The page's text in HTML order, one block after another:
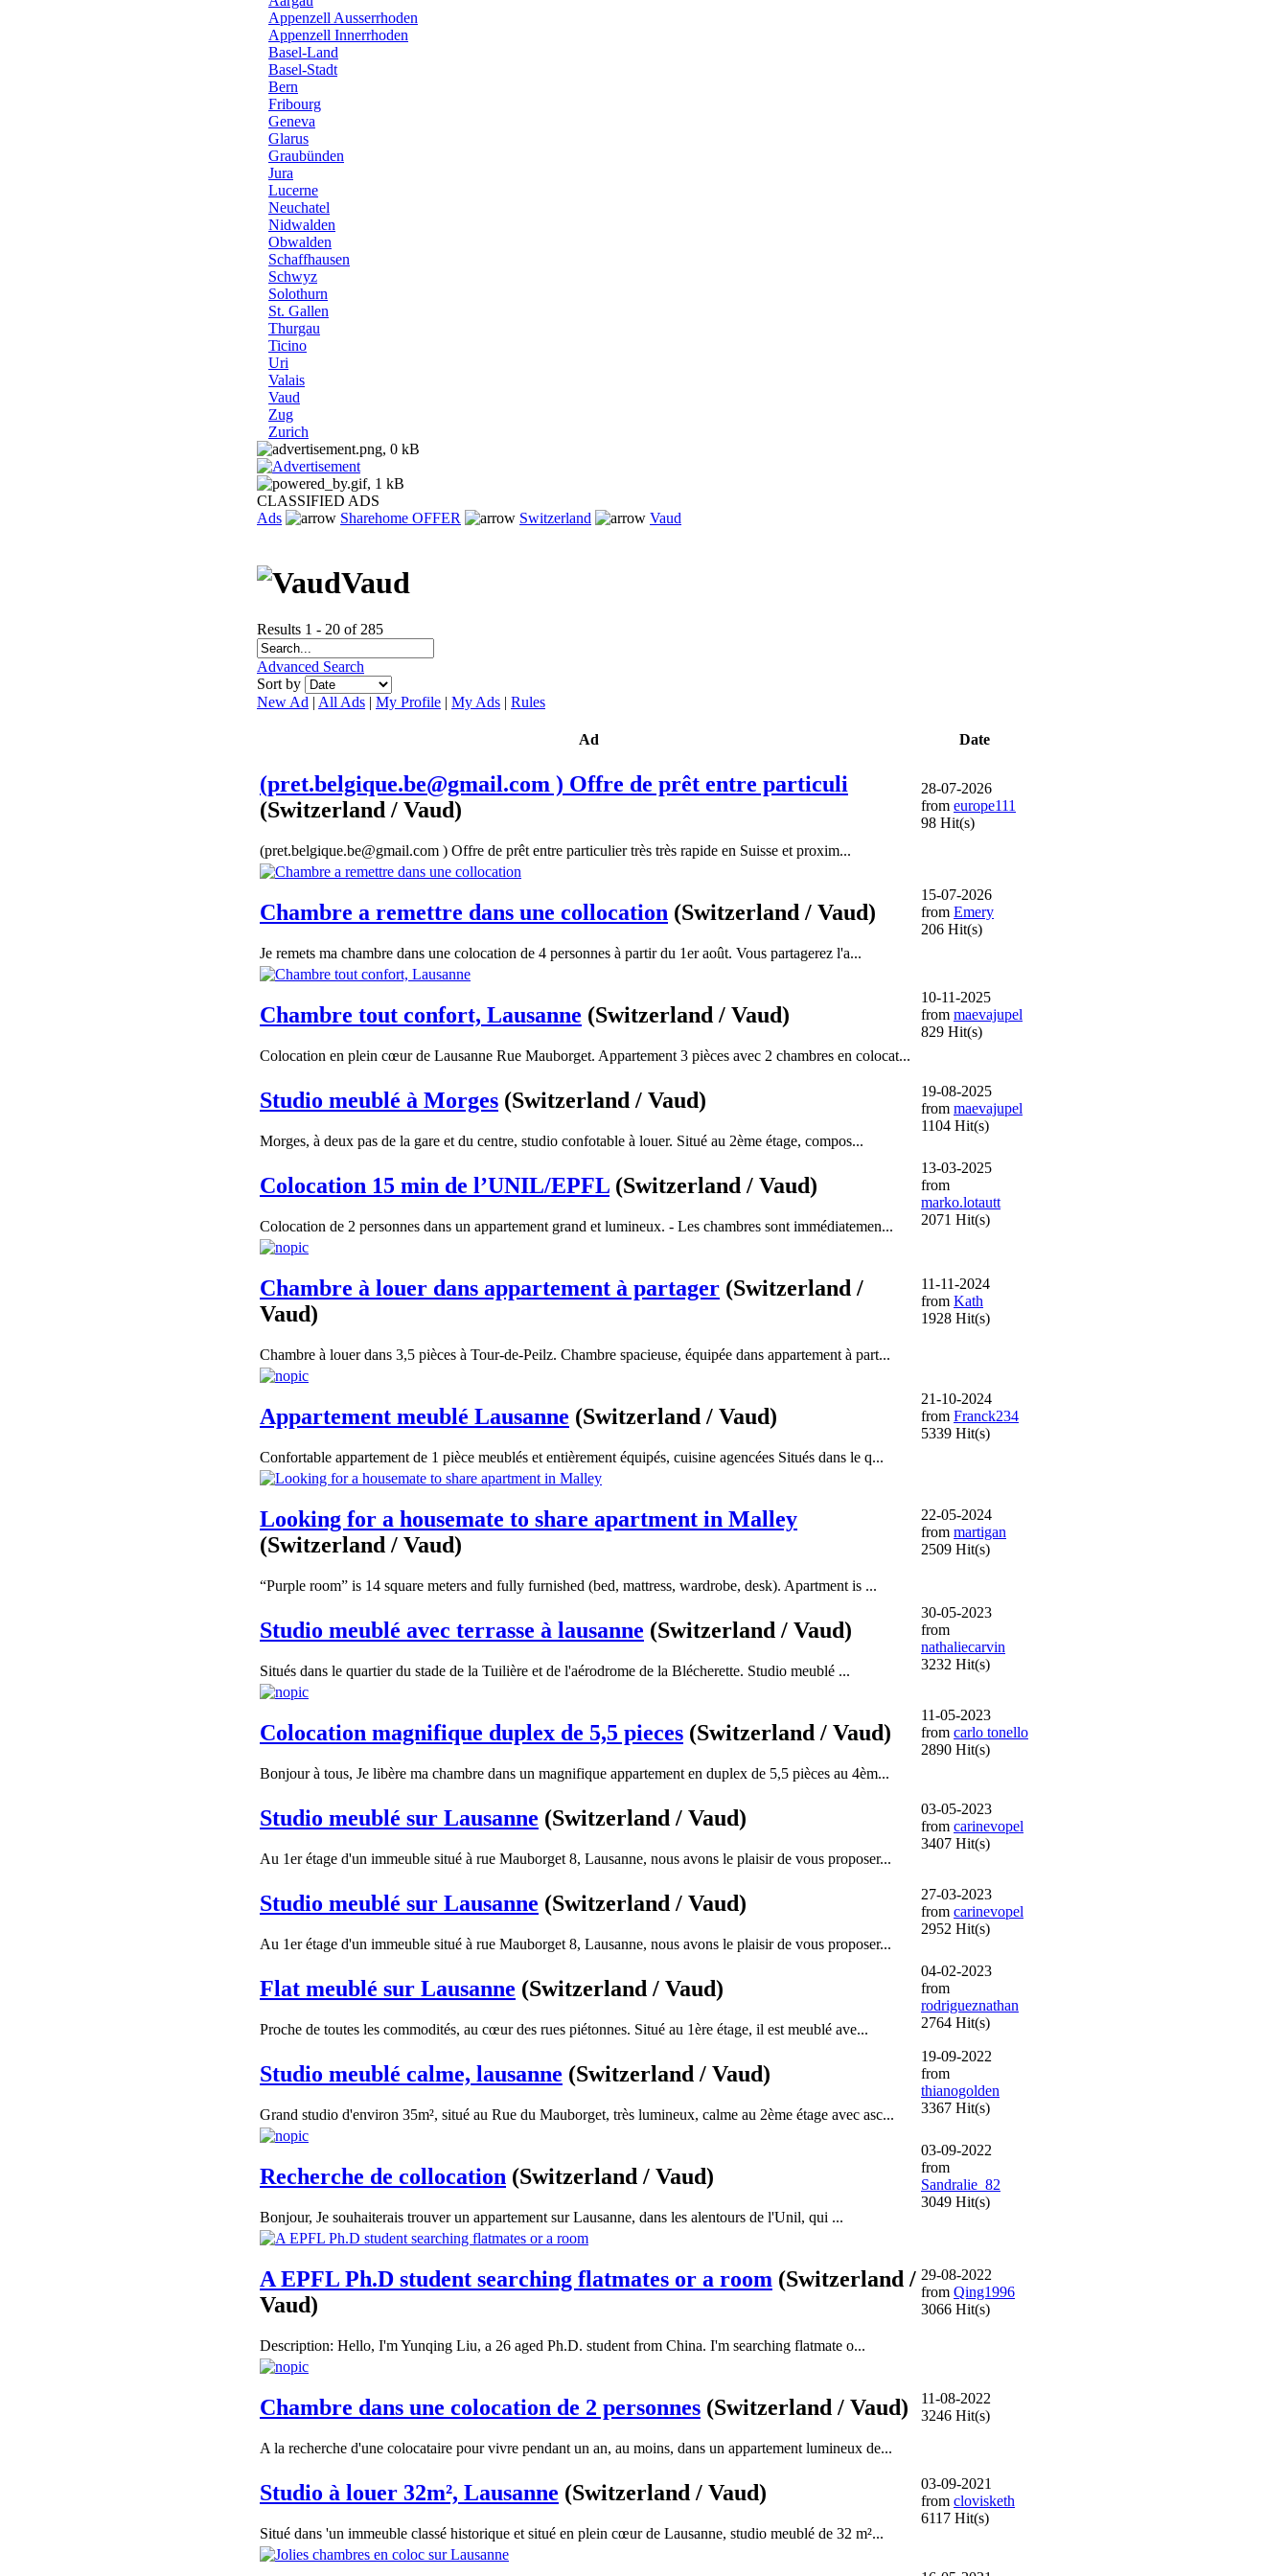
Appenzell Ausserrhoden
Appenzell Innerrhoden
Basel-Land
Basel-Stadt
Bern
Fribourg
Geneva
Glarus
Graubünden
Jura
Lucerne
Neuchatel
Nidwalden
Obwalden
Schaffhausen
Schwyz
Solothurn
St. Gallen
Thurgau
Ticino
Uri
Valais
Vaud
Zug
Zurich
CLASSIFIED ADS
Ads
Sharehome OFFER Switzerland Vaud
Vaud
Results 1 - 20 of 285
Advanced Search
Sort by
New Ad | All Ads | My Profile | My Ads | Rules
Ad Date
(pret.belgique.be@gmail.com ) Offre de prêt entre particuli
(Switzerland / Vaud)
(pret.belgique.be@gmail.com ) Offre de prêt entre particulier très très rapide en Suisse et proxim...
28-07-2026
from europe111
98 Hit(s)
Chambre a remettre dans une collocation (Switzerland / Vaud)
Je remets ma chambre dans une colocation de 4 personnes à partir du 1er août. Vous partagerez l'a...
15-07-2026
from Emery
206 Hit(s)
Chambre tout confort, Lausanne (Switzerland / Vaud)
Colocation en plein cœur de Lausanne Rue Mauborget. Appartement 3 pièces avec 2 chambres en colocat...
10-11-2025
from maevajupel
829 Hit(s)
Studio meublé à Morges (Switzerland / Vaud)
Morges, à deux pas de la gare et du centre, studio confotable à louer. Situé au 2ème étage, compos...
19-08-2025
from maevajupel
1104 Hit(s)
Colocation 15 min de l’UNIL/EPFL (Switzerland / Vaud)
Colocation de 2 personnes dans un appartement grand et lumineux. - Les chambres sont immédiatemen...
13-03-2025
from
marko.lotautt
2071 Hit(s)
Chambre à louer dans appartement à partager (Switzerland /
Vaud)
Chambre à louer dans 3,5 pièces à Tour-de-Peilz. Chambre spacieuse, équipée dans appartement à part...
11-11-2024
from Kath
1928 Hit(s)
Appartement meublé Lausanne (Switzerland / Vaud)
Confortable appartement de 1 pièce meublés et entièrement équipés, cuisine agencées Situés dans le q...
21-10-2024
from Franck234
5339 Hit(s)
Looking for a housemate to share apartment in Malley
(Switzerland / Vaud)
“Purple room” is 14 square meters and fully furnished (bed, mattress, wardrobe, desk). Apartment is ...
22-05-2024
from martigan
2509 Hit(s)
Studio meublé avec terrasse à lausanne (Switzerland / Vaud)
Situés dans le quartier du stade de la Tuilière et de l'aérodrome de la Blécherette. Studio meublé ...
30-05-2023
from
nathaliecarvin
3232 Hit(s)
Colocation magnifique duplex de 5,5 pieces (Switzerland / Vaud)
Bonjour à tous, Je libère ma chambre dans un magnifique appartement en duplex de 5,5 pièces au 4èm...
11-05-2023
from carlo tonello
2890 Hit(s)
Studio meublé sur Lausanne (Switzerland / Vaud)
Au 1er étage d'un immeuble situé à rue Mauborget 8, Lausanne, nous avons le plaisir de vous proposer...
03-05-2023
from carinevopel
3407 Hit(s)
Studio meublé sur Lausanne (Switzerland / Vaud)
Au 1er étage d'un immeuble situé à rue Mauborget 8, Lausanne, nous avons le plaisir de vous proposer...
27-03-2023
from carinevopel
2952 Hit(s)
Flat meublé sur Lausanne (Switzerland / Vaud)
Proche de toutes les commodités, au cœur des rues piétonnes. Situé au 1ère étage, il est meublé ave...
04-02-2023
from
rodrigueznathan
2764 Hit(s)
Studio meublé calme, lausanne (Switzerland / Vaud)
Grand studio d'environ 35m², situé au Rue du Mauborget, très lumineux, calme au 2ème étage avec asc...
19-09-2022
from
thianogolden
3367 Hit(s)
Recherche de collocation (Switzerland / Vaud)
Bonjour, Je souhaiterais trouver un appartement sur Lausanne, dans les alentours de l'Unil, qui ...
03-09-2022
from
Sandralie_82
3049 Hit(s)
A EPFL Ph.D student searching flatmates or a room (Switzerland /
Vaud)
Description: Hello, I'm Yunqing Liu, a 26 aged Ph.D. student from China. I'm searching flatmate o...
29-08-2022
from Qing1996
3066 Hit(s)
Chambre dans une colocation de 2 personnes (Switzerland / Vaud)
A la recherche d'une colocataire pour vivre pendant un an, au moins, dans un appartement lumineux de...
11-08-2022
3246 Hit(s)
Studio à louer 32m², Lausanne (Switzerland / Vaud)
Situé dans 'un immeuble classé historique et situé en plein cœur de Lausanne, studio meublé de 32 m²...
03-09-2021
from clovisketh
6117 Hit(s)